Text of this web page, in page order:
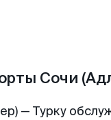
Сочи
— Турку